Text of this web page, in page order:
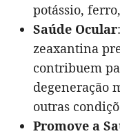
potássio,
Saúde Ocular
zeaxantina
contribuem
degeneração
outras
Promove a